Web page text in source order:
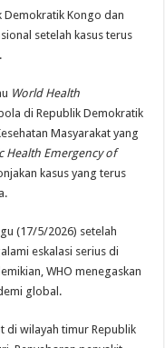
Demokratik Kongo dan
setelah kasus terus
World Health
di Republik Demokratik
Masyarakat yang
Health Emergency of
kasus yang terus
(17/5/2026) setelah
eskalasi serius di
WHO menegaskan
global.
di wilayah timur Republik